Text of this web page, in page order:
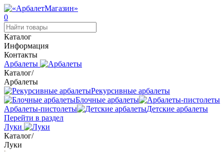
0
Каталог
Информация
Контакты
Арбалеты
Каталог/
Арбалеты
Рекурсивные арбалеты
Блочные арбалеты
Арбалеты-пистолеты
Детские арбалеты
Перейти в раздел
Луки
Каталог/
Луки